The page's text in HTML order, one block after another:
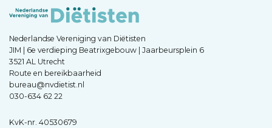
Nederlandse Vereniging van Diëtisten
JIM | 6e verdieping Beatrixgebouw | Jaarbeursplein 6
3521 AL Utrecht
Route en bereikbaarheid
bureau@nvdietist.nl
030-634 62 22
KvK-nr. 40530679